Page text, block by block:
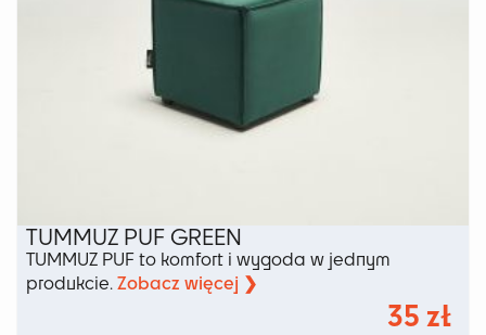
TUMMUZ PUF GREEN
TUMMUZ PUF to komfort i wygoda w jednym
produkcie. Zobacz więcej ❯
35 zł